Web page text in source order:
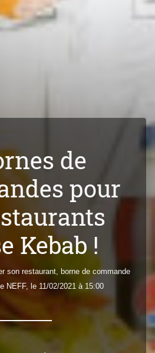
de
pour
Kebab !
son restaurant, borne de commande
NEFF, le 11/02/2021 à 15:00